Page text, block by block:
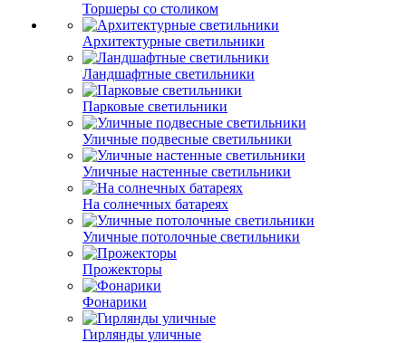
Торшеры со столиком
Архитектурные светильники
Ландшафтные светильники
Парковые светильники
Уличные подвесные светильники
Уличные настенные светильники
На солнечных батареях
Уличные потолочные светильники
Прожекторы
Фонарики
Гирлянды уличные